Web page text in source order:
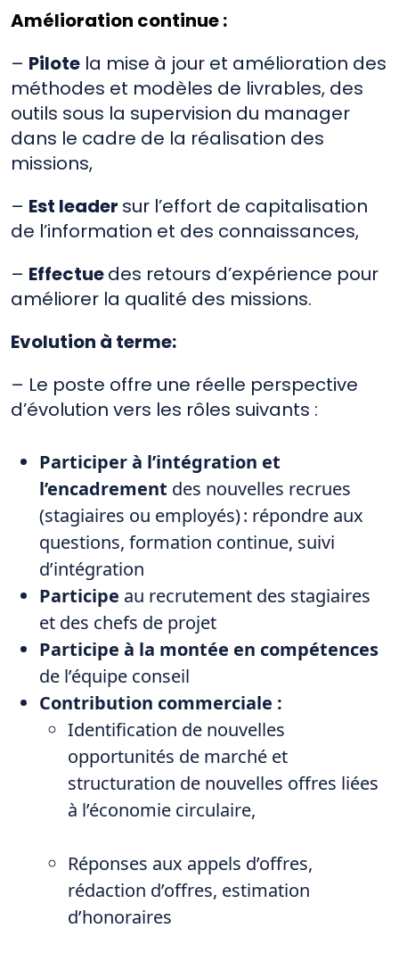
Amélioration continue :
– Pilote la mise à jour et amélioration des
méthodes et modèles de livrables, des
outils sous la supervision du manager
dans le cadre de la réalisation des
missions,
– Est leader sur l’effort de capitalisation
de l’information et des connaissances,
– Effectuedes retours d’expérience pour
améliorer la qualité des missions.
Evolution à terme:
– Le poste offre une réelle perspective
d’évolution vers les rôles suivants :
Participer à l’intégration et
l’encadrement des nouvelles recrues
(stagiaires ou employés) : répondre aux
questions, formation continue, suivi
d’intégration
Participe au recrutement des stagiaires
et des chefs de projet
Participe à la montée en compétences
de l’équipe conseil
Contribution commerciale :
Identification de nouvelles
opportunités de marché et
structuration de nouvelles offres liées
à l’économie circulaire,
Réponses aux appels d’offres,
rédaction d’offres, estimation
d’honoraires